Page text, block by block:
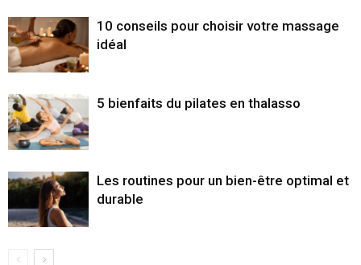
10 conseils pour choisir votre massage
idéal
5 bienfaits du pilates en thalasso
Les routines pour un bien-être optimal et
durable